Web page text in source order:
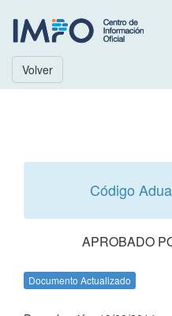
Volver
Código
APROBADO
Documento Actualizado